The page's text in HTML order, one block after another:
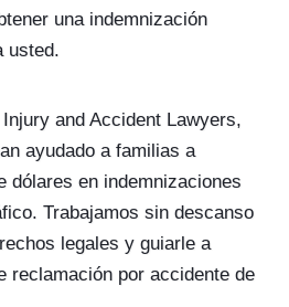
una indemnización
usted.
and Accident Lawyers,
ayudado a familias a
dólares en indemnizaciones
Trabajamos sin descanso
legales y guiarle a
reclamación por accidente de